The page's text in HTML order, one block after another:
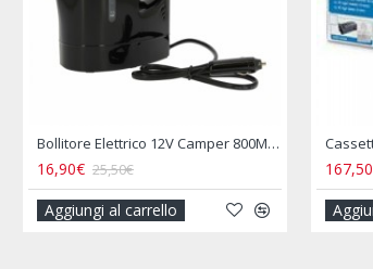
Bollitore Elettrico 12V Camper 800ML Presa Accendisigari Cassetta WC - THETFORD Fresh Up Set C2/C3/C4 Dx (Destro) con Maniglia e Ruote
167,50€
Aggiungi al carrello